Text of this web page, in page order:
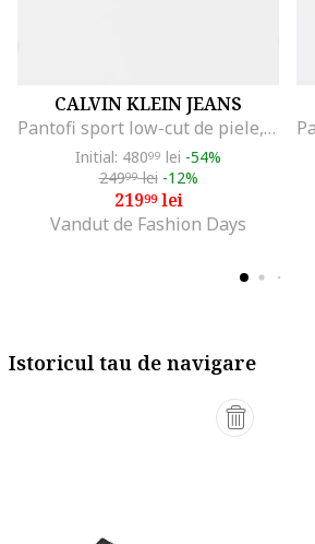
CALVIN KLEIN JEANS
Pantofi sport low-cut de piele, Gri
Initial: 48099 lei -54%
24999lei -12%
21999lei
Vandut de Fashion Days
Istoricul tau de navigare